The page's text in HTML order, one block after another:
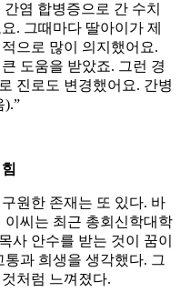
염 합병증으로 간 수치
. 그때마다 딸아이가 제
으로 많이 의지했어요.
도움을 받았죠. 그런 경
진로도 변경했어요. 간병
).”
원한 존재는 또 있다. 바
이씨는 최근 총회신학대학
사 안수를 받는 것이 꿈이
과 희생을 생각했다. 그
처럼 느껴졌다.